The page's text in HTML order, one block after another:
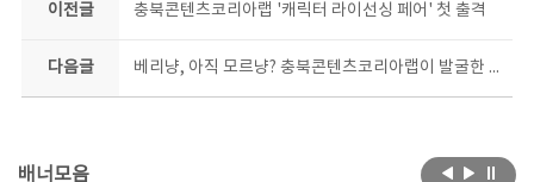
이전글 충북콘텐츠코리아랩 '캐릭터 라이선싱 페어' 첫 출격
다음글 베리냥, 아직 모르냥? 충북콘텐츠코리아랩이 발굴한 캐릭터, 승승장구!
배너모음